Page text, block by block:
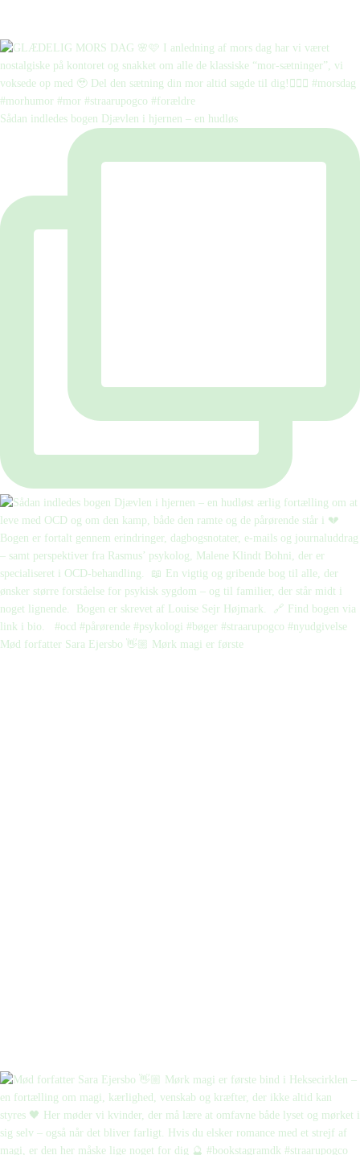
Sådan indledes bogen Djævlen i hjernen – en hudløs
Mød forfatter Sara Ejersbo 👋🏼 Mørk magi er første